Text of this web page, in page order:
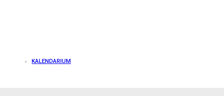
KALENDARIUM